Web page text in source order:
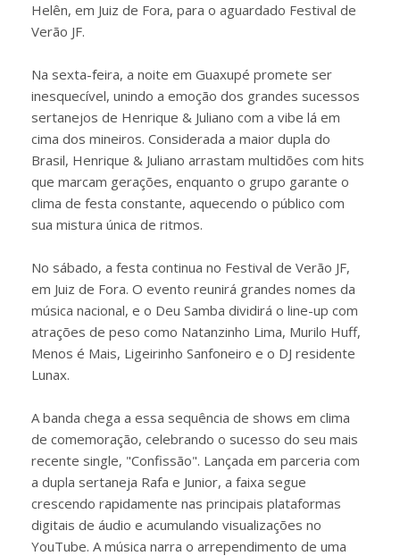
Helên, em Juiz de Fora, para o aguardado Festival de
Verão JF.
Na sexta-feira, a noite em Guaxupé promete ser
inesquecível, unindo a emoção dos grandes sucessos
sertanejos de Henrique & Juliano com a vibe lá em
cima dos mineiros. Considerada a maior dupla do
Brasil, Henrique & Juliano arrastam multidões com hits
que marcam gerações, enquanto o grupo garante o
clima de festa constante, aquecendo o público com
sua mistura única de ritmos.
No sábado, a festa continua no Festival de Verão JF,
em Juiz de Fora. O evento reunirá grandes nomes da
música nacional, e o Deu Samba dividirá o line-up com
atrações de peso como Natanzinho Lima, Murilo Huff,
Menos é Mais, Ligeirinho Sanfoneiro e o DJ residente
Lunax.
A banda chega a essa sequência de shows em clima
de comemoração, celebrando o sucesso do seu mais
recente single, "Confissão". Lançada em parceria com
a dupla sertaneja Rafa e Junior, a faixa segue
crescendo rapidamente nas principais plataformas
digitais de áudio e acumulando visualizações no
YouTube. A música narra o arrependimento de uma